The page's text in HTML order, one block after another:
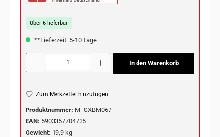
Über 6 lieferbar
**Lieferzeit: 5-10 Tage
Produkt Anzahl: Gib den gewünschten Wert ein oder benutze die Schaltflächen
In den Warenkorb
Zum Merkzettel hinzufügen
Produktnummer: MTSXBM067
EAN: 5903357704735
Gewicht: 19,9 kg